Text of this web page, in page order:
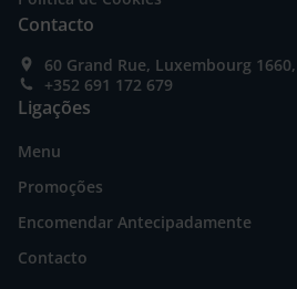
Contacto
60 Grand Rue, Luxembourg
+352 691 172 679
Ligações
Menu
Promoções
Encomendar Antecipadamente
Contacto